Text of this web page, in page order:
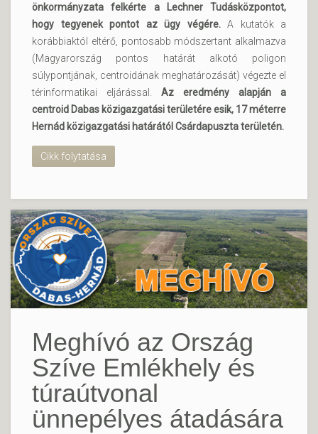
önkormányzata felkérte a Lechner Tudásközpontot,
hogy tegyenek pontot az ügy végére.A kutatók a
korábbiaktól eltérő, pontosabb módszertant alkalmazva
(Magyarország pontos határát alkotó poligon
súlypontjának, centroidának meghatározását) végezte el
térinformatikai eljárással. Az eredmény alapján a
centroid Dabas közigazgatási területére esik, 17 méterre
Hernád közigazgatási határától Csárdapuszta területén.
Cikk folytatása
Meghívó az Ország
Szíve Emlékhely és
túraútvonal
ünnepélyes átadására